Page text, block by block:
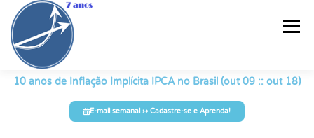
Menu
10 anos de Inflação Implícita IPCA no Brasil (out 09 :: out 18)
E-mail semanal ↣ Cadastre-se e Aprenda!